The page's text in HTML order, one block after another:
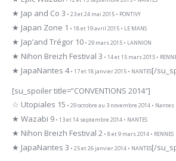
★ Jap and Co 3 • 23 et 24 mai 2015 • PONTIVY
★ Japan Zone 1 • 18 et 19 avril 2015 • LE MANS
★ Jap’and Trégor 10 • 29 mars 2015 • LANNION
★ Nihon Breizh Festival 3 • 14 et 15 mars 2015 •
★ JapaNantes 4• 17 et 18 janvier 2015 • NANTES[/
[su_spoiler title=”CONVENTIONS 2014″]
☆ Utopiales 15 • 29 octobre au 3 novembre 2014 • Nantes
★ Wazabi 9 • 13 et 14 septembre 2014 • NANTES
★ Nihon Breizh Festival 2 • 8 et 9 mars 2014 • RENNES
★ JapaNantes 3 • 25 et 26 janvier 2014 • NANTES[/